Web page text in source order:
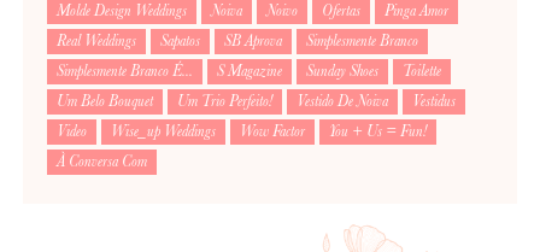
Para saber como tratamos e protegemos os seus dados, leia a nossa
política de privacidade
Molde Design Weddings
Noiva Noivo Ofertas
Pinga Amor
Real Weddings
Sapatos SB Aprova
Simplesmente Branco
Simplesmente Branco É...
S Magazine Sunday Shoes
Toilette
Um Belo Bouquet
Um Trio Perfeito! Vestido De Noiva
Vestidus
Video
Wise_up Weddings Wow Factor
You + Us = Fun!
À Conversa Com